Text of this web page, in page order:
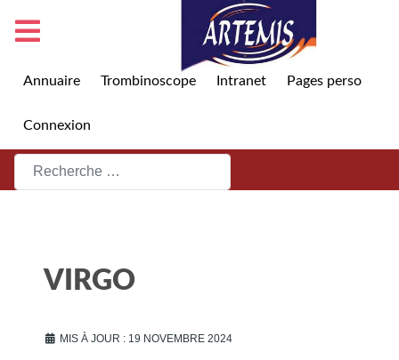
Annuaire Trombinoscope Intranet Pages perso
Connexion
Rechercher
VIRGO
MIS À JOUR : 19 NOVEMBRE 2024